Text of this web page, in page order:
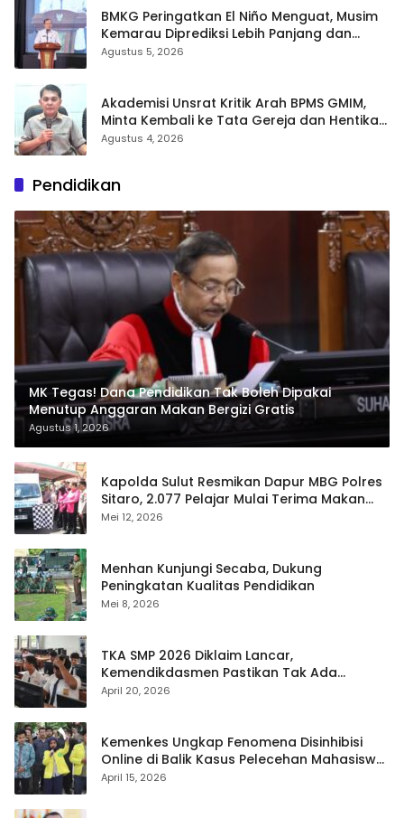
BMKG Peringatkan El Niño Menguat, Musim
Kemarau Diprediksi Lebih Panjang dan
Kering pada Agustus–September
Agustus 5, 2026
Akademisi Unsrat Kritik Arah BPMS GMIM,
Minta Kembali ke Tata Gereja dan Hentikan
Polarisasi
Agustus 4, 2026
Pendidikan
MK Tegas! Dana Pendidikan Tak Boleh Dipakai
Menutup Anggaran Makan Bergizi Gratis
Agustus 1, 2026
Kapolda Sulut Resmikan Dapur MBG Polres
Sitaro, 2.077 Pelajar Mulai Terima Makan
Gratis
Mei 12, 2026
Menhan Kunjungi Secaba, Dukung
Peningkatan Kualitas Pendidikan
Mei 8, 2026
TKA SMP 2026 Diklaim Lancar,
Kemendikdasmen Pastikan Tak Ada
Kebocoran Soal
April 20, 2026
Kemenkes Ungkap Fenomena Disinhibisi
Online di Balik Kasus Pelecehan Mahasiswa
FH UI
April 15, 2026